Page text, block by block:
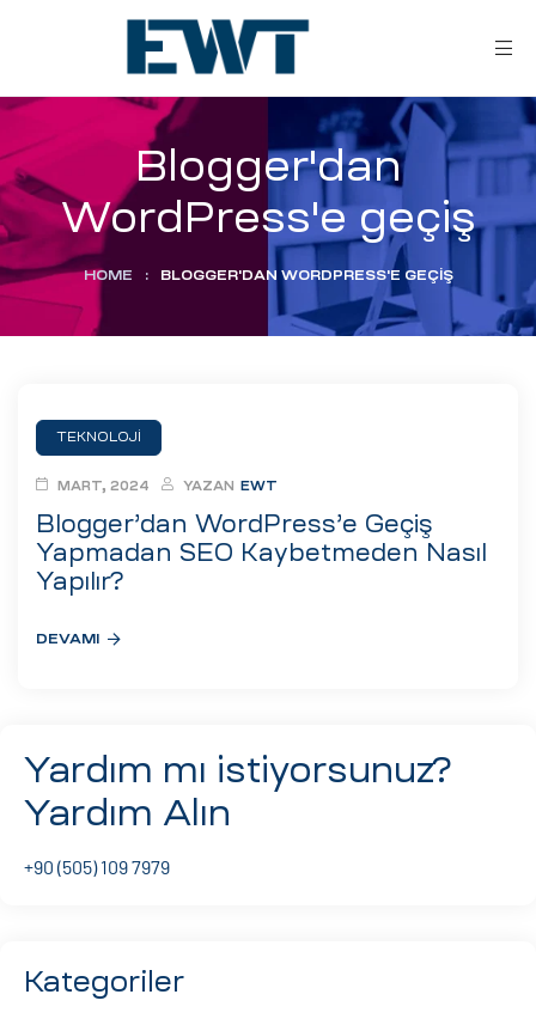
Aday
Blogger'dan
WordPress'e geçiş
HOME : BLOGGER'DAN WORDPRESS'E GEÇIŞ
TEKNOLOJI
Blogger’dan WordPress’e Geçiş
Yapmadan SEO Kaybetmeden Nasıl
Yapılır?
MART, 2024 YAZAN EWT
DEVAMI
Yardım mı istiyorsunuz?
Yardım Alın
+90 (505) 109 7979
Kategoriler